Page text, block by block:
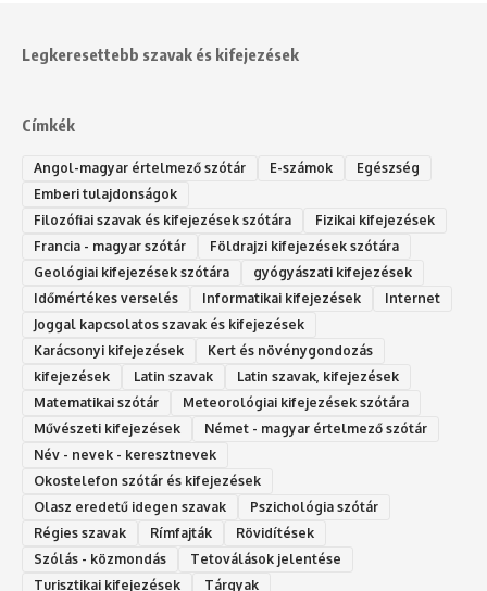
Legkeresettebb szavak és kifejezések
Címkék
Angol-magyar értelmező szótár E-számok
Egészség
Emberi tulajdonságok
Filozófiai szavak és kifejezések szótára
Fizikai kifejezések
Francia - magyar szótár
Földrajzi kifejezések szótára
Geológiai kifejezések szótára
gyógyászati kifejezések
Időmértékes verselés
Informatikai kifejezések
Internet
Joggal kapcsolatos szavak és kifejezések
Karácsonyi kifejezések
Kert és növénygondozás
kifejezések
Latin szavak
Latin szavak, kifejezések
Matematikai szótár
Meteorológiai kifejezések szótára
Művészeti kifejezések
Német - magyar értelmező szótár
Név - nevek - keresztnevek
Okostelefon szótár és kifejezések
Olasz eredetű idegen szavak
Ps‮gólohciz‬ia s‮átóz‬r
Régies szavak
Rímfajták
Rövidítések
Szólás - közmondás
Tetoválások jelentése
Turisztikai kifejezések
Tárgyak